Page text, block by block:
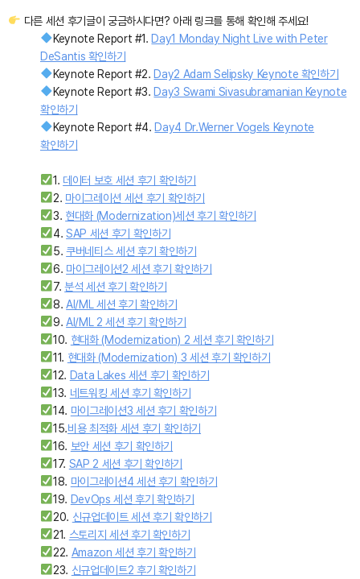
다른 세션 후기글이 궁금하시다면? 아래 링크를 통해 확인해 주세요!
Keynote Report #1.Day1 Monday Night Live with Peter
DeSantis 확인하기
Keynote Report #2.Day2 Adam Selipsky Keynote 확인하기
Keynote Report #3.Day3 Swami Sivasubramanian Keynote
확인하기
Keynote Report #4.Day4 Dr.Werner Vogels Keynote
확인하기
1. 데이터 보호 세션 후기 확인하기
2. 마이그레이션 세션 후기 확인하기
3. 현대화 (Modernization)세션 후기 확인하기
4.SAP 세션 후기 확인하기
5.쿠버네티스 세션 후기 확인하기
6. 마이그레이션2 세션 후기 확인하기
7.분석 세션 후기 확인하기
8.AI/ML 세션 후기 확인하기
9.AI/ML 2 세션 후기 확인하기
10. 현대화 (Modernization) 2 세션 후기 확인하기
11. 현대화 (Modernization) 3 세션 후기 확인하기
12. Data Lakes 세션 후기 확인하기
13. 네트워킹 세션 후기 확인하기
14. 마이그레이션3 세션 후기 확인하기
15.비용 최적화 세션 후기 확인하기
16. 보안 세션 후기 확인하기
17. SAP 2 세션 후기 확인하기
18. 마이그레이션4 세션 후기 확인하기
19. DevOps 세션 후기 확인하기
20. 신규업데이트 세션 후기 확인하기
21. 스토리지 세션 후기 확인하기
22. Amazon 세션 후기 확인하기
23. 신규업데이트2 후기 확인하기